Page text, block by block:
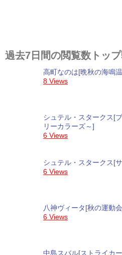
過去7日間の閲覧数トッ
高町なのは[晩秋の海鳴
8 Views
シュテル・スタークス[
リーカラーズ～]
6 Views
シュテル・スタークス[
6 Views
八神ヴィータ[秋の運動
6 Views
中島スバル[ストライカ